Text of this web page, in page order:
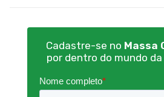
Cadastre-se no Massa
por dentro do mundo